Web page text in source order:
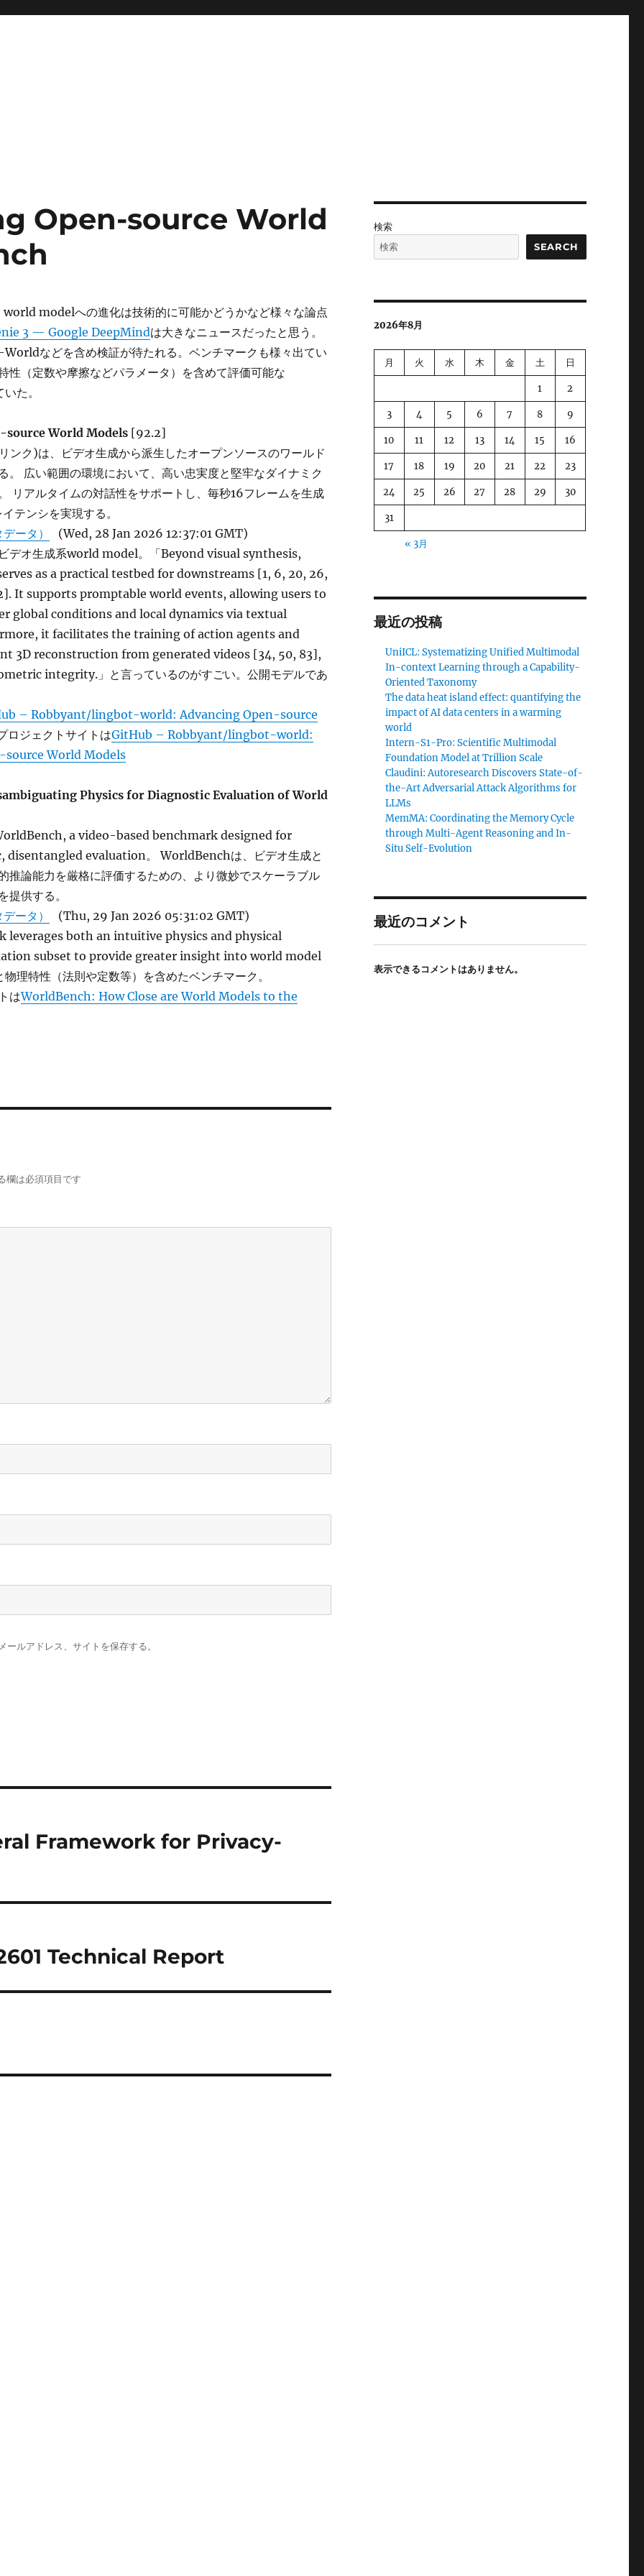
Open-source World
modelへの進化は技術的に可能かどうかなど様々な論点
3 — Google DeepMindは大きなニュースだったと思う。
などを含め検証が待たれる。ベンチマークも様々出てい
性（定数や摩擦などパラメータ）を含めて評価可能な
た。
source World Models [92.2]
ク)は、ビデオ生成から派生したオープンソースのワールド
。 広い範囲の環境において、高い忠実度と堅牢なダイナミク
リアルタイムの対話性をサポートし、毎秒16フレームを生成
テンシを実現する。
ータ）
(Wed, 28 Jan 2026 12:37:01 GMT)
デオ生成系world model。「Beyond visual synthesis,
as a practical testbed for downstreams [1, 6, 20, 26,
It supports promptable world events, allowing users to
global conditions and local dynamics via textual
it facilitates the training of action agents and
3D reconstruction from generated videos [34, 50, 83],
integrity.」と言っているのがすごい。公開モデルであ
– Robbyant/lingbot-world: Advancing Open-source
ロジェクトサイトはGitHub – Robbyant/lingbot-world:
source World Models
Physics for Diagnostic Evaluation of World
a video-based benchmark designed for
evaluation。 WorldBenchは、ビデオ生成と
推論能力を厳格に評価するための、より微妙でスケーラブル
提供する。
ータ）
(Thu, 29 Jan 2026 05:31:02 GMT)
leverages both an intuitive physics and physical
subset to provide greater insight into world model
理特性（法則や定数等）を含めたベンチマーク。
はWorldBench: How Close are World Models to the
欄は必須項目です
ルアドレス、サイトを保存する。
Framework for Privacy-
Technical Report
検索
SEARCH
2026年8月
月 火 水 木 金 土 日
1 2
3 4 5 6 7 8 9
10 11 12 13 14 15 16
17 18 19 20 21 22 23
24 25 26 27 28 29 30
31
« 3月
最近の投稿
UniICL: Systematizing Unified Multimodal
In-context Learning through a Capability-
Oriented Taxonomy
The data heat island effect: quantifying the
impact of AI data centers in a warming
world
Intern-S1-Pro: Scientific Multimodal
Foundation Model at Trillion Scale
Claudini: Autoresearch Discovers State-of-
the-Art Adversarial Attack Algorithms for
LLMs
MemMA: Coordinating the Memory Cycle
through Multi-Agent Reasoning and In-
Situ Self-Evolution
最近のコメント
表示できるコメントはありません。